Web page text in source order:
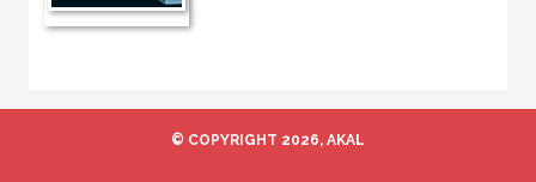
© COPYRIGHT 2026, AKAL